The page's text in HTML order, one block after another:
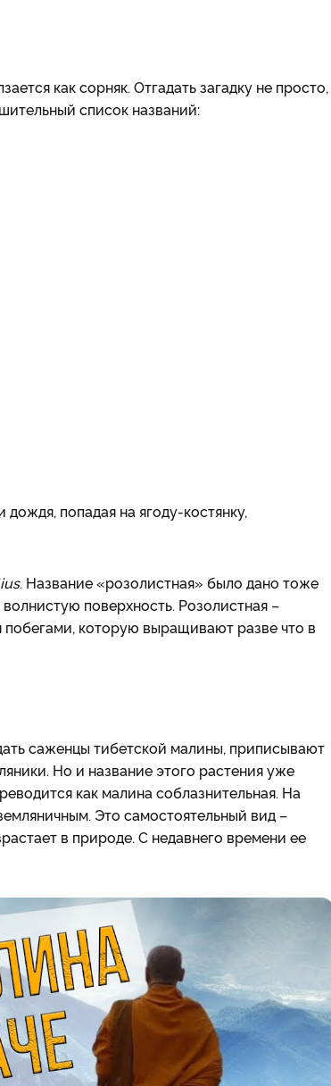
как сорняк. Отгадать загадку не просто,
список названий:
попадая на ягоду-костянку,
. Название «розолистная» было дано тоже
поверхность. Розолистная –
которую выращивают разве что в
саженцы тибетской малины, приписывают
Но и название этого растения уже
как малина соблазнительная. На
Это самостоятельный вид –
в природе. С недавнего времени ее